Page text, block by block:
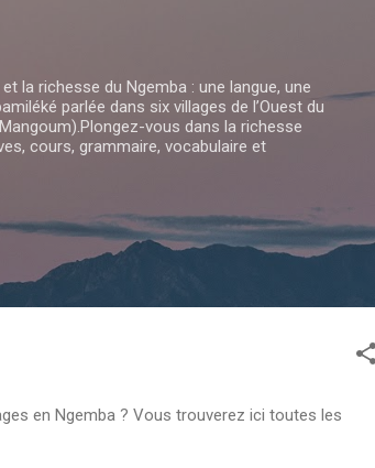
la richesse du Ngemba : une langue, une
parlée dans six villages de l’Ouest du
vous dans la richesse
cours, grammaire, vocabulaire et
en Ngemba ? Vous trouverez ici toutes les